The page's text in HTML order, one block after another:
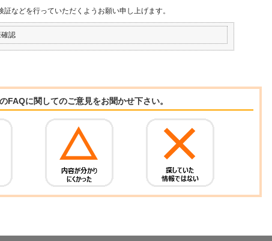
証などを行っていただくようお願い申し上げます。
認
FAQに関してのご意見をお聞かせ下さい。